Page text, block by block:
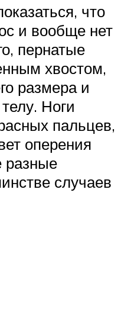
что
и вообще нет
пернатые
хвостом,
размера и
Ноги
пальцев,
оперения
разные
случаев